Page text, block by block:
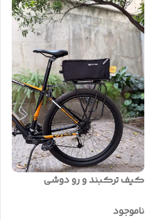
کیف ترکبند و رو دوشی
ناموجود